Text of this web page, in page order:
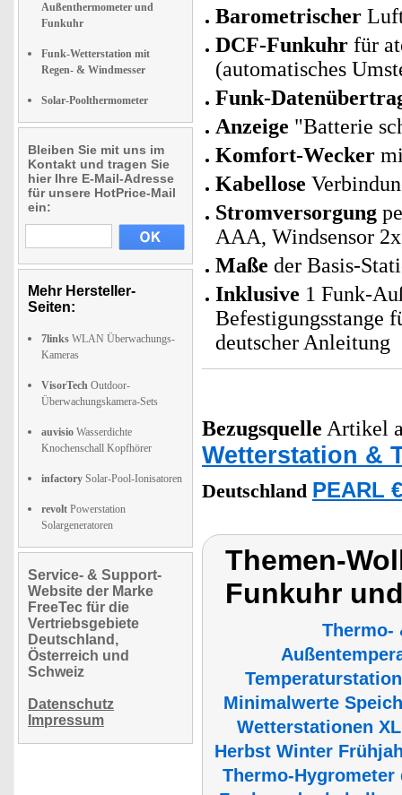
Außenthermometer und
Funkuhr
Funk-Wetterstation mit
Regen- & Windmesser
Solar-Poolthermometer
Bleiben Sie mit uns im
Kontakt und tragen Sie
hier Ihre E-Mail-Adresse
für unsere HotPrice-Mail
ein:
Mehr Hersteller-
Seiten:
7links WLAN Überwachungs-
Kameras
VisorTech Outdoor-
Überwachungskamera-Sets
auvisio Wasserdichte
Knochenschall Kopfhörer
infactory Solar-Pool-Ionisatoren
revolt Powerstation
Solargeneratoren
Service- & Support-
Website der Marke
FreeTec für die
Vertriebsgebiete
Deutschland,
Österreich und
Schweiz
Datenschutz
Impressum
Barometrischer
DCF-Funkuhr für
(automatisches
Funk-
Anzeige "Batterie
Komfort-Wecker
Kabellose
Stromversorgung
AAA, Windsensor
Maße der Basis-
Inklusive 1 Funk-
Befestigungsstange
deutscher Anleitung
Bezugsquelle Artikel
Wetterstation &
Deutschland PEARL
Themen-
Funkuhr
Thermo-
Minimalwerte
Wetterstationen XL
Herbst Winter
Thermo-Hygrometer